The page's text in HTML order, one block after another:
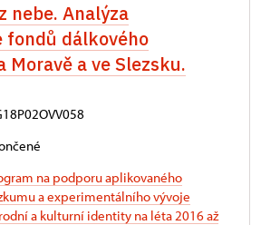
nebe. Analýza
fondů dálkového
Moravě a ve Slezsku.
na podporu aplikovaného
a experimentálního vývoje
a kulturní identity na léta 2016 až